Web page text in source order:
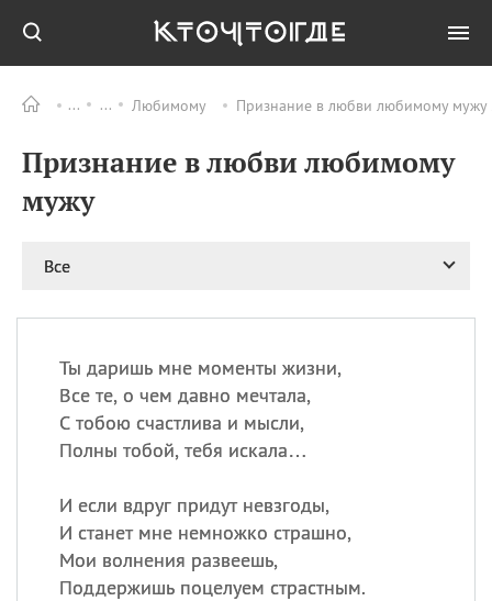
Любимому Признание в любви любимому мужу
Признание в любви любимому
мужу
Все
Ты даришь мне моменты жизни,
Все те, о чем давно мечтала,
С тобою счастлива и мысли,
Полны тобой, тебя искала…
И если вдруг придут невзгоды,
И станет мне немножко страшно,
Мои волнения развеешь,
Поддержишь поцелуем страстным.
ПРАЗДНИКИ Все
08.08 День «Счастье
случается» (Happiness
великомученика
покровителя всех
врачей и целителя
больных
09.08 День книголюбов (Book
ИМЕНА
Сегодня празднуют именины